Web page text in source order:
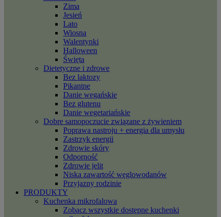
Zima
Jesień
Lato
Wiosna
Walentynki
Halloween
Święta
Dietetyczne i zdrowe
Bez laktozy
Pikantne
Danie wegańskie
Bez glutenu
Danie wegetariańskie
Dobre samopoczucie związane z żywieniem
Poprawa nastroju + energia dla umysłu
Zastrzyk energii
Zdrowie skóry
Odporność
Zdrowie jelit
Niska zawartość węglowodanów
Przyjazny rodzinie
PRODUKTY
Kuchenka mikrofalowa
Zobacz wszystkie dostępne kuchenki